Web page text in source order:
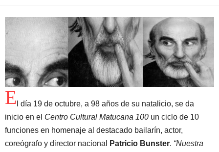
E l día 19 de octubre, a 98 años de su natalicio, se da
inicio en el Centro Cultural Matucana 100 un ciclo de 10
funciones en homenaje al destacado bailarín, actor,
coreógrafo y director nacional
Patricio Bunster. “Nuestra